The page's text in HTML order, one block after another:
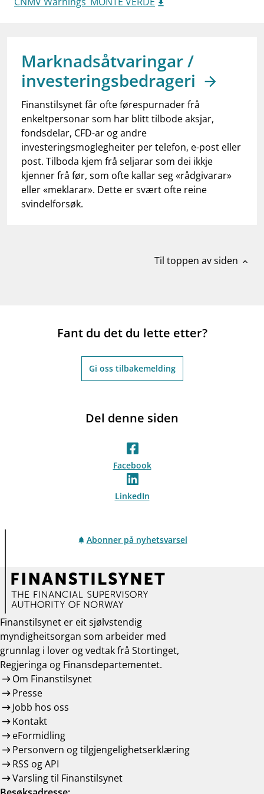
work_outlineJobb hos oss
notifications_noneAbonner på nyhetsvarsel
Marknadsåtvaringar /
investeringsbedrageri
Finanstilsynet får ofte førespurnader frå
enkeltpersonar som har blitt tilbode aksjar,
fondsdelar, CFD-ar og andre
investeringsmoglegheiter per telefon, e-post eller
post. Tilboda kjem frå seljarar som dei ikkje
kjenner frå før, som ofte kallar seg «rådgivarar»
eller «meklarar». Dette er svært ofte reine
svindelforsøk.
Til toppen av siden expand_less
Fant du det du lette etter?
Gi oss tilbakemelding
Del denne siden
Facebook
LinkedIn
Abonner på nyhetsvarsel
Finanstilsynet er eit sjølvstendig
myndigheitsorgan som arbeider med
grunnlag i lover og vedtak frå Stortinget,
Regjeringa og Finansdepartementet.
Om Finanstilsynet
Presse
Jobb hos oss
Kontakt
eFormidling
Personvern og tilgjengelighetserklæring
RSS og API
Varsling til Finanstilsynet